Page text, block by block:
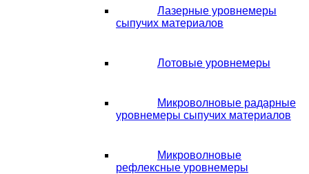
Лазерные уровнемеры
сыпучих материалов
Лотовые уровнемеры
Микроволновые радарные
уровнемеры сыпучих материалов
Микроволновые
рефлексные уровнемеры